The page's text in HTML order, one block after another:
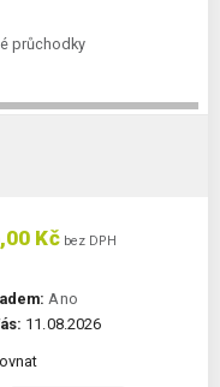
průchodky
Kčbez DPH
Ano
11.08.2026